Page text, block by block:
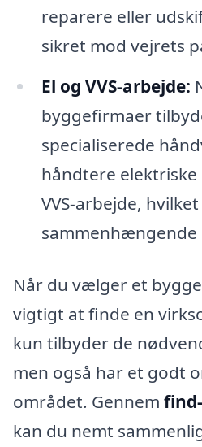
reparere eller
sikret mod vejrets
El og VVS-arbejde:
byggefirmaer
specialiserede
håndtere
VVS-arbejde,
Når du vælger et
vigtigt at finde en
kun tilbyder de
men også har et godt
området. Gennem
kan du nemt